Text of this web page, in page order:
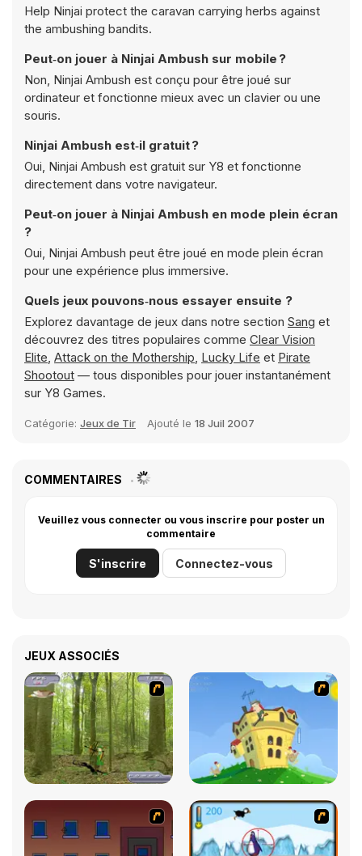
Help Ninjai protect the caravan carrying herbs against
the ambushing bandits.
Peut‑on jouer à Ninjai Ambush sur mobile ?
Non, Ninjai Ambush est conçu pour être joué sur
ordinateur et fonctionne mieux avec un clavier ou une
souris.
Ninjai Ambush est‑il gratuit ?
Oui, Ninjai Ambush est gratuit sur Y8 et fonctionne
directement dans votre navigateur.
Peut‑on jouer à Ninjai Ambush en mode plein écran
?
Oui, Ninjai Ambush peut être joué en mode plein écran
pour une expérience plus immersive.
Quels jeux pouvons‑nous essayer ensuite ?
Explorez davantage de jeux dans notre section Sang et
découvrez des titres populaires comme Clear Vision
Elite, Attack on the Mothership, Lucky Life et Pirate
Shootout — tous disponibles pour jouer instantanément
sur Y8 Games.
Catégorie: Jeux de Tir Ajouté le 18 Juil 2007
COMMENTAIRES
Veuillez vous connecter ou vous inscrire pour poster un
commentaire
S'inscrire Connectez-vous
JEUX ASSOCIÉS